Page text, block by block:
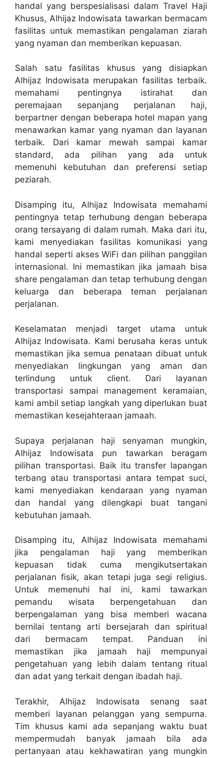
handal yang berspesialisasi dalam Travel Haji
Khusus, Alhijaz Indowisata tawarkan bermacam
fasilitas untuk memastikan pengalaman ziarah
yang nyaman dan memberikan kepuasan.
Salah satu fasilitas khusus yang disiapkan
Alhijaz Indowisata merupakan fasilitas terbaik.
memahami pentingnya istirahat dan
peremajaan sepanjang perjalanan haji,
berpartner dengan beberapa hotel mapan yang
menawarkan kamar yang nyaman dan layanan
terbaik. Dari kamar mewah sampai kamar
standard, ada pilihan yang ada untuk
memenuhi kebutuhan dan preferensi setiap
peziarah.
Disamping itu, Alhijaz Indowisata memahami
pentingnya tetap terhubung dengan beberapa
orang tersayang di dalam rumah. Maka dari itu,
kami menyediakan fasilitas komunikasi yang
handal seperti akses WiFi dan pilihan panggilan
internasional. Ini memastikan jika jamaah bisa
share pengalaman dan tetap terhubung dengan
keluarga dan beberapa teman perjalanan
perjalanan.
Keselamatan menjadi target utama untuk
Alhijaz Indowisata. Kami berusaha keras untuk
memastikan jika semua penataan dibuat untuk
menyediakan lingkungan yang aman dan
terlindung untuk client. Dari layanan
transportasi sampai management keramaian,
kami ambil setiap langkah yang diperlukan buat
memastikan kesejahteraan jamaah.
Supaya perjalanan haji senyaman mungkin,
Alhijaz Indowisata pun tawarkan beragam
pilihan transportasi. Baik itu transfer lapangan
terbang atau transportasi antara tempat suci,
kami menyediakan kendaraan yang nyaman
dan handal yang dilengkapi buat tangani
kebutuhan jamaah.
Disamping itu, Alhijaz Indowisata memahami
jika pengalaman haji yang memberikan
kepuasan tidak cuma mengikutsertakan
perjalanan fisik, akan tetapi juga segi religius.
Untuk memenuhi hal ini, kami tawarkan
pemandu wisata berpengetahuan dan
berpengalaman yang bisa memberi wacana
bernilai tentang arti bersejarah dan spiritual
dari bermacam tempat. Panduan ini
memastikan jika jamaah haji mempunyai
pengetahuan yang lebih dalam tentang ritual
dan adat yang terkait dengan ibadah haji.
Terakhir, Alhijaz Indowisata senang saat
memberi layanan pelanggan yang sempurna.
Tim khusus kami ada sepanjang waktu buat
mempermudah banyak jamaah bila ada
pertanyaan atau kekhawatiran yang mungkin